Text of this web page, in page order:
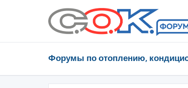
Форумы по отоплению,